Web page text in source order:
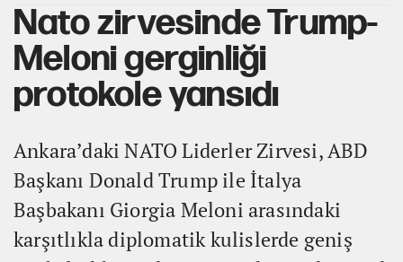
Nato zirvesinde Trump-
Meloni gerginliği
protokole yansıdı
Ankara’daki NATO Liderler Zirvesi, ABD
Başkanı Donald Trump ile İtalya
Başbakanı Giorgia Meloni arasındaki
karşıtlıkla diplomatik kulislerde geniş